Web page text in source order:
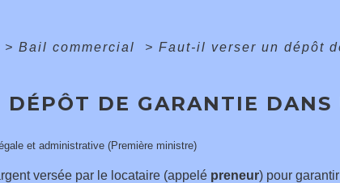
> Bail commercial > Faut-il verser un dépôt
DÉPÔT DE GARANTIE
et administrative (Première ministre)
versée par le locataire (appelé preneur) pour